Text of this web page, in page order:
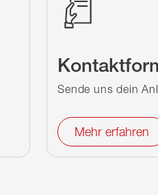
Sende uns dein
Mehr erfahren